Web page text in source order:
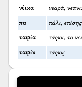
νέικα νεαρά,
πα πάλι,
ταφία τάφοι, το
ταφίν τάφος